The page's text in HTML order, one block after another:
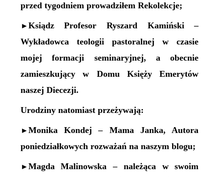
przed tygodniem prowadziłem Rekolekcje;
►Ksiądz Profesor Ryszard Kamiński –
Wykładowca teologii pastoralnej w czasie
mojej formacji seminaryjnej, a obecnie
zamieszkujący w Domu Księży Emerytów
naszej Diecezji.
Urodziny natomiast przeżywają:
►Monika Kondej – Mama Janka, Autora
poniedziałkowych rozważań na naszym blogu;
►Magda Malinowska – należąca w swoim